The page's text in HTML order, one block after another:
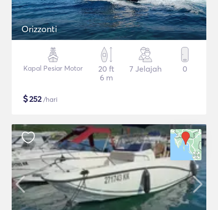
Orizzonti
Kapal Pesiar Motor
20 ft
6 m
7 Jelajah 0
$252/hari